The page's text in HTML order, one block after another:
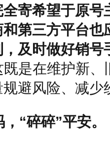
寄希望于原号
第三方平台也
及时做好销号
既是在维护新、
避风险、减少
“碎碎”平安。